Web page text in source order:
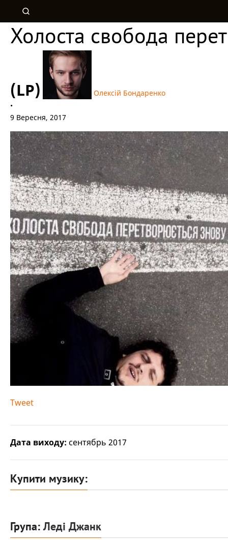
Холоста свобода
(LP)
Олексій Бондаренко
•
9 Вересня, 2017
Tweet
Дата виходу: сентябрь 2017
Купити музику:
Група:Леді Джанк